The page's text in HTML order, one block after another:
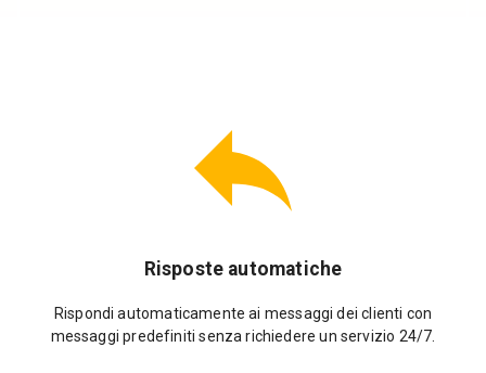
Risposte automatiche
Rispondi automaticamente ai messaggi dei clienti con
messaggi predefiniti senza richiedere un servizio 24/7.